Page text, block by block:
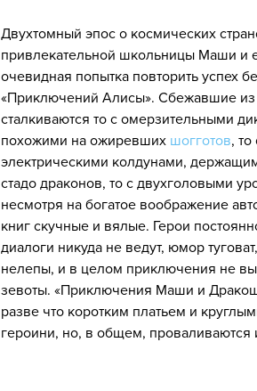
Двухтомный эпос о космических
привлекательной школьницы Маши и
очевидная попытка повторить успех
«Приключений Алисы». Сбежавшие из
сталкиваются то с омерзительными
похожими на ожиревших шогготов,
электрическими колдунами,
стадо драконов, то с двухголовыми
несмотря на богатое воображение
книг скучные и вялые. Герои
диалоги никуда не ведут, юмор
нелепы, и в целом приключения не
зевоты. «Приключения Маши и
разве что коротким платьем и
героини, но, в общем, проваливаются